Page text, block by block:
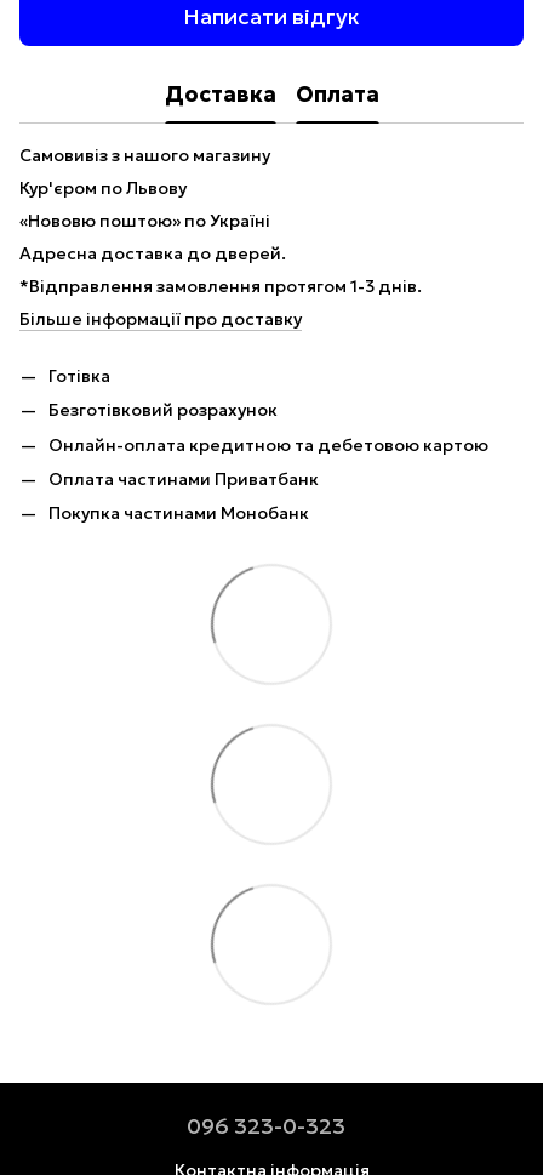
Написати відгук
Доставка Оплата
Самовивіз з нашого магазину
Кур'єром по Львову
«Нововю поштою» по Україні
Адресна доставка до дверей.
*Відправлення замовлення протягом 1-3 днів.
Більше інформації про доставку
Готівка
Безготівковий розрахунок
Онлайн-оплата кредитною та дебетовою картою
Оплата частинами Приватбанк
Покупка частинами Монобанк
096 323-0-323
Контактна інформація